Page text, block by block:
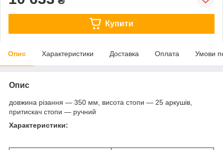
Купити
Опис Характеристики Доставка Оплата Умови
Опис
довжина різання — 350 мм, висота стопи — 25 аркушів,
притискач стопи — ручний
Характеристики: